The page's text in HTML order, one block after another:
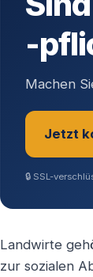
-
Machen
Jetzt
Sie
🔒 SSL-
Landwirte
zur sozialen